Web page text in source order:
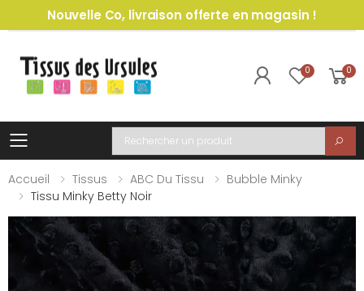
Nouvelle Co, livraison offerte en magasin !
0 0
Toggle mobile menu
Recherche
Accueil
Tissus ABC Du Tissu
Bubble Minky
Tissu Minky Betty Noir